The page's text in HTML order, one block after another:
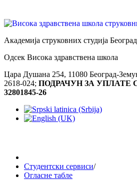
Академија струковних студија Београд
Одсек Висока здравствена школа
Цара Душана 254, 11080 Београд-
2618-024; ПОДРАЧУН ЗА УПЛАТЕ
32801845-26
Студентски сервиси/
Огласне табле